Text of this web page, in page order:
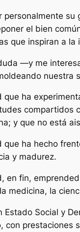
personalmente
el bien
que inspiran a
—y me
nuestra
que ha
compartidos
y que no está
que ha hecho
y madurez.
en fin,
medicina, la
Estado Social y
con prestaciones